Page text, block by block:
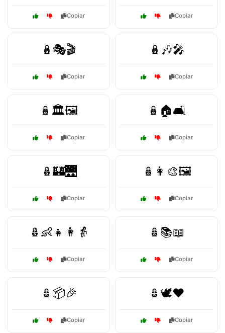
Copiar Copiar
🪆🎭🎬
Copiar
🪆🎶🎤
Copiar
🪆🏛️🖼️
Copiar
🪆🏠🛋️
Copiar
🪆🏰🌉
Copiar
🪆👩‍🎨🖼️
Copiar
🪆👶👧👩👵
Copiar
🪆📚📖
Copiar
🪆📦🎉
Copiar
🪆🕊️❤️
Copiar